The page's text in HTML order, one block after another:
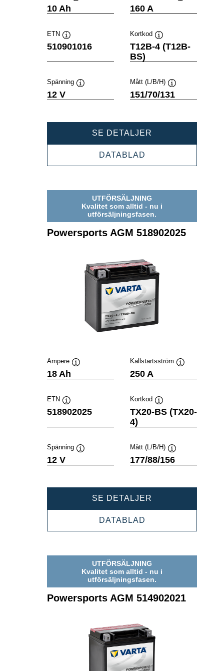
10 Ah 160 A
ETN
Verktygstips
510901016
Kortkod
Verktygstips
T12B-4 (T12B-
BS)
Spänning
12 V
Mått (L/B/H)
Verktygstips
151/70/131
SE DETALJER
DATABLAD
UTFÖRSÄLJNING
Kvalitet som alltid - nu i
utförsäljningsfasen.
Powersports AGM 518902025
Ampere
18 Ah
Kallstartsström
250 A
ETN
Verktygstips
518902025
Kortkod
Verktygstips
TX20-BS (TX20-
4)
Spänning
12 V
Mått (L/B/H)
Verktygstips
177/88/156
SE DETALJER
DATABLAD
UTFÖRSÄLJNING
Kvalitet som alltid - nu i
utförsäljningsfasen.
Powersports AGM 514902021